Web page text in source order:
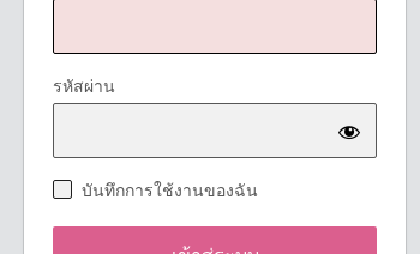
รหัสผ่าน
บันทึกการใช้งานของฉัน